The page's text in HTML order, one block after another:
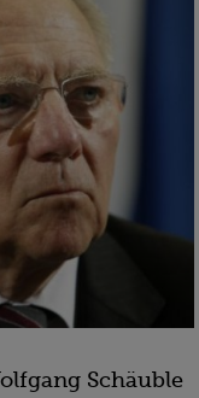
Schäuble